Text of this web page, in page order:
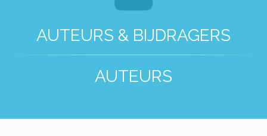
AUTEURS & BIJDRAGERS
AUTEURS